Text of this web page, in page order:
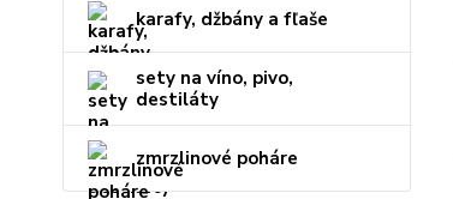
karafy, džbány a fľaše
sety na víno, pivo,
destiláty
zmrzlinové poháre